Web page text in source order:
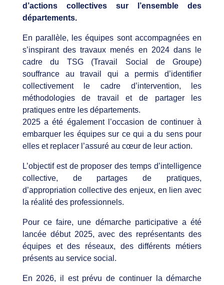
d’actions collectives sur l’ensemble des
départements.
En parallèle, les équipes sont accompagnées en
s’inspirant des travaux menés en 2024 dans le
cadre du TSG (Travail Social de Groupe)
souffrance au travail qui a permis d’identifier
collectivement le cadre d’intervention, les
méthodologies de travail et de partager les
pratiques entre les départements. ​
2025 a été également l’occasion de continuer à
embarquer les équipes sur ce qui a du sens pour
elles et replacer l’assuré au cœur de leur action. ​
L’objectif est de proposer des temps d’intelligence
collective, de partages de pratiques,
d’appropriation collective des enjeux, en lien avec
la réalité des professionnels.​
Pour ce faire, une démarche participative a été
lancée début 2025, avec des représentants des
équipes et des réseaux, des différents métiers
présents au service social.​
En 2026, il est prévu de continuer la démarche